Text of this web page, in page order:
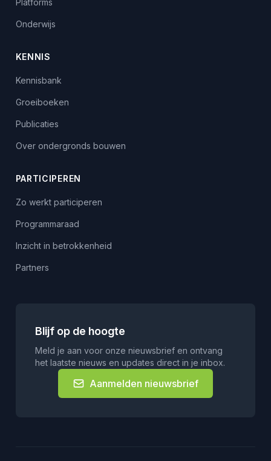
Platforms
Onderwijs
KENNIS
Kennisbank
Groeiboeken
Publicaties
Over ondergronds bouwen
PARTICIPEREN
Zo werkt participeren
Programmaraad
Inzicht in betrokkenheid
Partners
Blijf op de hoogte
Meld je aan voor onze nieuwsbrief en ontvang
het laatste nieuws en updates direct in je inbox.
Aanmelden nieuwsbrief